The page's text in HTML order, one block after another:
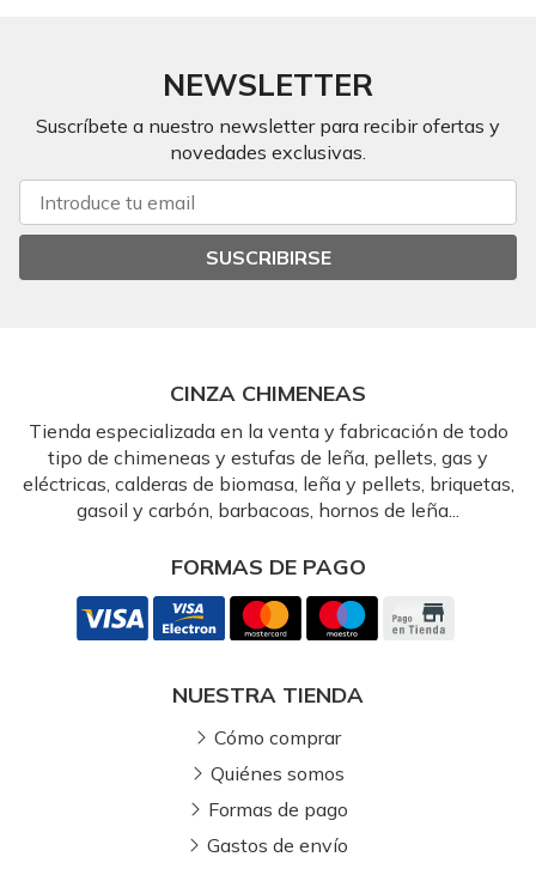
NEWSLETTER
Suscríbete a nuestro newsletter para recibir ofertas y
novedades exclusivas.
SUSCRIBIRSE
CINZA CHIMENEAS
Tienda especializada en la venta y fabricación de todo
tipo de chimeneas y estufas de leña, pellets, gas y
eléctricas, calderas de biomasa, leña y pellets, briquetas,
gasoil y carbón, barbacoas, hornos de leña...
FORMAS DE PAGO
NUESTRA TIENDA
Cómo comprar
Quiénes somos
Formas de pago
Gastos de envío